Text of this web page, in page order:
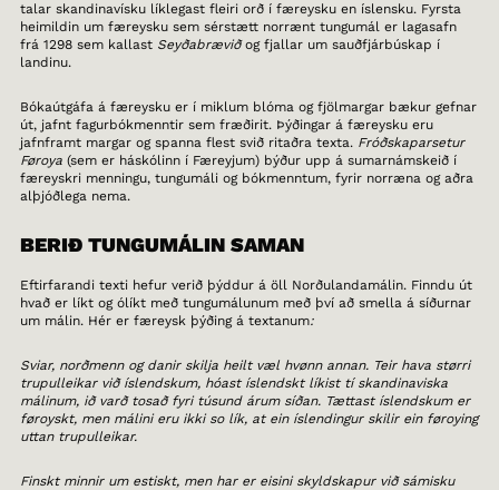
talar skandinavísku líklegast fleiri orð í færeysku en íslensku. Fyrsta
heimildin um færeysku sem sérstætt norrænt tungumál er lagasafn
frá 1298 sem kallast Seyðabræviðog fjallar um sauðfjárbúskap í
landinu.
Bókaútgáfa á færeysku er í miklum blóma og fjölmargar bækur gefnar
út, jafnt fagurbókmenntir sem fræðirit. Þýðingar á færeysku eru
jafnframt margar og spanna flest svið ritaðra texta. Fróðskaparsetur
Føroya (sem er háskólinn í Færeyjum) býður upp á sumarnámskeið í
færeyskri menningu, tungumáli og bókmenntum, fyrir norræna og aðra
alþjóðlega nema.
BERIÐ TUNGUMÁLIN SAMAN
Eftirfarandi texti hefur verið þýddur á öll Norðulandamálin. Finndu út
hvað er líkt og ólíkt með tungumálunum með því að smella á síðurnar
um málin. Hér er færeysk þýðing á textanum:
Sviar, norðmenn og danir skilja heilt væl hvønn annan. Teir hava størri
trupulleikar við íslendskum, hóast íslendskt líkist tí skandinaviska
málinum, ið varð tosað fyri túsund árum síðan. Tættast íslendskum er
føroyskt, men málini eru ikki so lík, at ein íslendingur skilir ein føroying
uttan trupulleikar.
Finskt minnir um estiskt, men har er eisini skyldskapur við sámisku